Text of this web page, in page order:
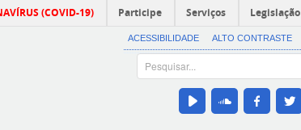
(COVID-19) Participe Serviços Legislação
ACESSIBILIDADE ALTO CONTRASTE